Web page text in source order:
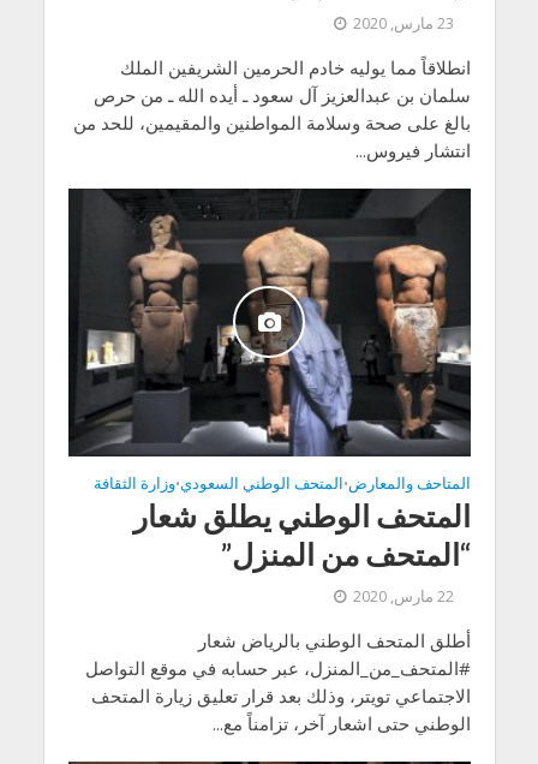
23 مارس, 2020
انطلاقاً مما يوليه خادم الحرمين الشريفين الملك
سلمان بن عبدالعزيز آل سعود ـ أيده الله ـ من حرص
بالغ على صحة وسلامة المواطنين والمقيمين، للحد من
انتشار فيروس...
المتاحف والمعارض•المتحف الوطني السعودي•وزارة الثقافة
المتحف الوطني يطلق شعار
“المتحف من المنزل”
22 مارس, 2020
أطلق المتحف الوطني بالرياض شعار
#المتحف_من_المنزل، عبر حسابه في موقع التواصل
الاجتماعي تويتر، وذلك بعد قرار تعليق زيارة المتحف
الوطني حتى اشعار آخر، تزامناً مع...